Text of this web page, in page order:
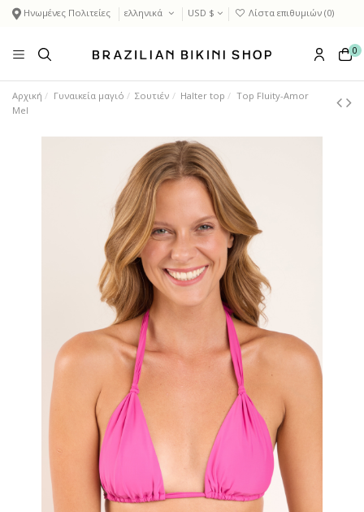
Ηνωμένες Πολιτείες ελληνικά USD $ Λίστα επιθυμιών (0)
0
Αρχική Γυναικεία μαγιό Σουτιέν Halter top
Top Fluity-Amor
Mel